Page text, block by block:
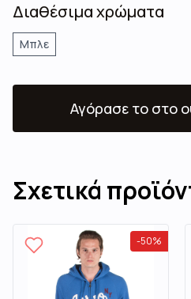
Διαθέσιμα χρώματα
Μπλε
Αγόρασε το στο
Σχετικά
-50%